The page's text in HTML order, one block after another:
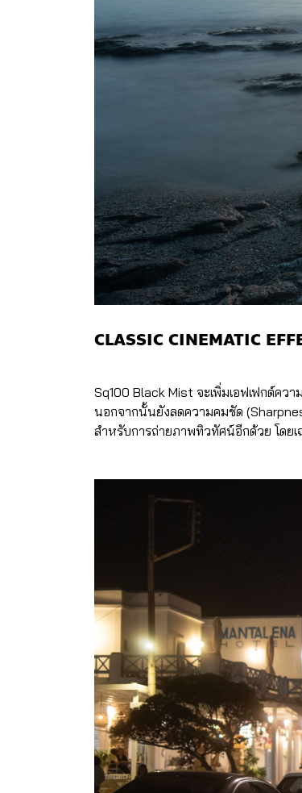
CLASSIC CINEMATIC
Sq100 Black Mist จะเพิ่มเอฟเฟกต์ค
นอกจากนั้นยังลดความคมชัด
สำหรับการถ่ายภาพทิวทัศน์อีกด้วย โดย